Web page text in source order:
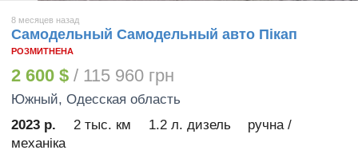
8 месяцев назад
Самодельный Самодельный авто Пікап
РОЗМИТНЕНА
2 600 $ / 115 960 грн
Южный, Одесская область
2023 р.
2 тыс. км 1.2 л. дизель
ручна /
механіка